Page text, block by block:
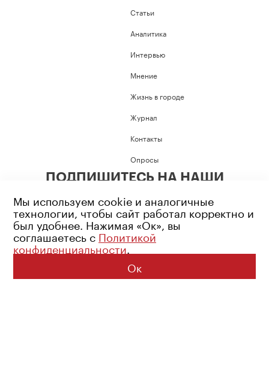
Статьи
Аналитика
Интервью
Мнение
Жизнь в городе
Журнал
Контакты
Опросы
ПОДПИШИТЕСЬ НА НАШИ
Возрастное ограничение: 16+
Политика конфиденциальности
© 2026 Все права защищены
Мы используем cookie и аналогичные
технологии, чтобы сайт работал корректно и
был удобнее. Нажимая «Ок», вы
соглашаетесь с Политикой
конфиденциальности.
Ок